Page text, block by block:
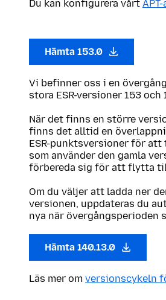
Du kan konfigurera vårt
Hämta 153.0
Vi befinner oss i en
stora ESR-versioner 153 och
När det finns en större
finns det alltid en
ESR-punktsversioner för
som använder den gamla
förbereda sig för att flytta
Om du väljer att ladda ner
versionen, uppdateras du
nya när övergångsperioden
Hämta 140.13.0
Läs mer om versionscykeln